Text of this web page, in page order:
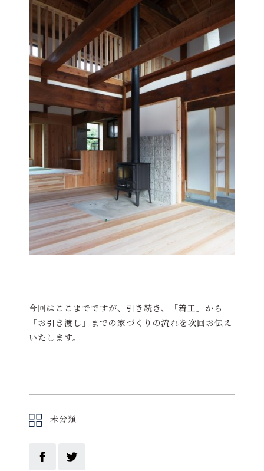
今回はここまでですが、引き続き、「着工」から
「お引き渡し」までの家づくりの流れを次回お伝え
いたします。
未分類